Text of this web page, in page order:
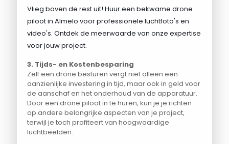
Vlieg boven de rest uit! Huur een bekwame drone
piloot in Almelo voor professionele luchtfoto's en
video's. Ontdek de meerwaarde van onze expertise
voor jouw project.
3. Tijds- en Kostenbesparing
Zelf een drone besturen vergt niet alleen een
aanzienlijke investering in tijd, maar ook in geld voor
de aanschaf en het onderhoud van de apparatuur.
Door een drone piloot in te huren, kun je je richten
op andere belangrijke aspecten van je project,
terwijl je toch profiteert van hoogwaardige
luchtbeelden.